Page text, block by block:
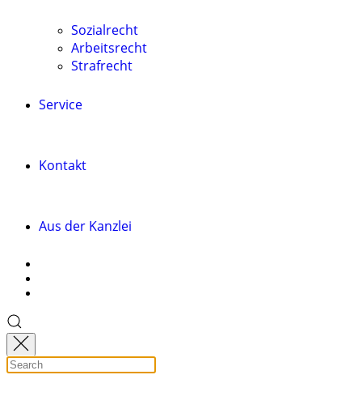
Sozialrecht
Arbeitsrecht
Strafrecht
Service
Kontakt
Aus der Kanzlei